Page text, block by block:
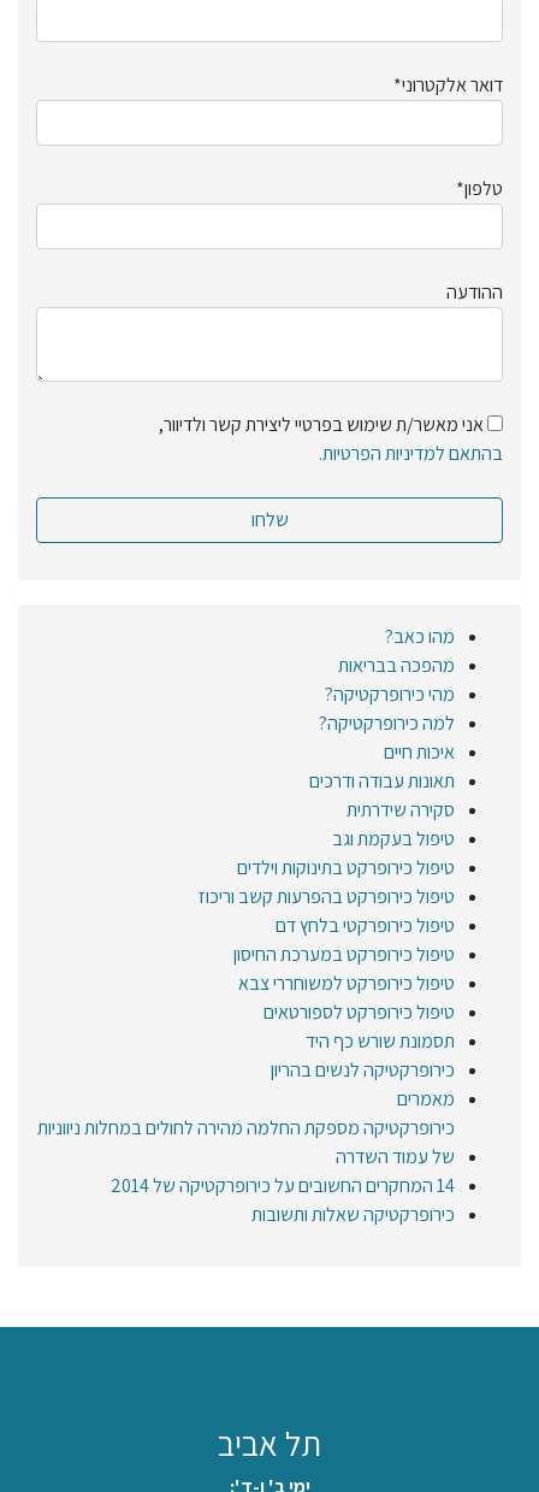
דואר אלקטרוני*
טלפון*
ההודעה
אני מאשר/ת שימוש בפרטיי ליצירת קשר ולדיוור,
בהתאם למדיניות הפרטיות.
מהו כאב?
מהפכה בבריאות
מהי כירופרקטיקה?
למה כירופרקטיקה?
איכות חיים
תאונות עבודה ודרכים
סקירה שידרתית
טיפול בעקמת וגב
טיפול כירופרקט בתינוקות וילדים
טיפול כירופרקט בהפרעות קשב וריכוז
טיפול כירופרקטי בלחץ דם
טיפול כירופרקט במערכת החיסון
טיפול כירופרקט למשוחררי צבא
טיפול כירופרקט לספורטאים
תסמונת שורש כף היד
כירופרקטיקה לנשים בהריון
מאמרים
כירופרקטיקה מספקת החלמה מהירה לחולים במחלות ניווניות
של עמוד השדרה
14 המחקרים החשובים על כירופרקטיקה של 2014
כירופרקטיקה שאלות ותשובות
תל אביב
ימי ב' ו-ד':